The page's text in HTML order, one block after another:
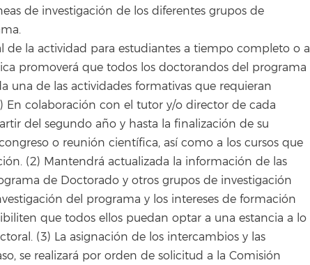
de investigación de los diferentes grupos de
de la actividad para estudiantes a tiempo completo o a
promoverá que todos los doctorandos del programa
una de las actividades formativas que requieran
En colaboración con el tutor y/o director de cada
del segundo año y hasta la finalización de su
o reunión científica, así como a los cursos que
(2) Mantendrá actualizada la información de las
de Doctorado y otros grupos de investigación
del programa y los intereses de formación
que todos ellos puedan optar a una estancia a lo
(3) La asignación de los intercambios y las
se realizará por orden de solicitud a la Comisión